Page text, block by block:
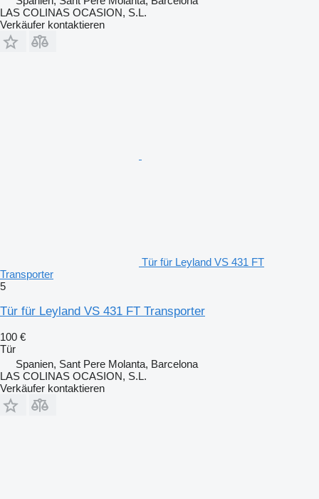
LAS COLINAS OCASION, S.L.
Verkäufer kontaktieren
Tür für Leyland VS 431 FT
Transporter
5
Tür für Leyland VS 431 FT Transporter
100 €
Tür
Spanien, Sant Pere Molanta, Barcelona
LAS COLINAS OCASION, S.L.
Verkäufer kontaktieren